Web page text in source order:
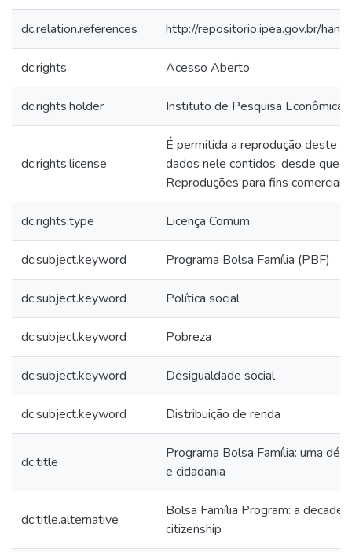
dc.relation.references http://repositorio.ipea.gov.br/
dc.rights Acesso Aberto
dc.rights.holder Instituto de Pesquisa Econômica
dc.rights.license
É permitida a reprodução deste
dados nele contidos, desde que
Reproduções para fins
dc.rights.type Licença Comum
dc.subject.keyword Programa Bolsa Família (PBF)
dc.subject.keyword Política social
dc.subject.keyword Pobreza
dc.subject.keyword Desigualdade social
dc.subject.keyword Distribuição de renda
dc.title
Programa Bolsa Família: uma
e cidadania
dc.title.alternative
Bolsa Família Program: a decade
citizenship